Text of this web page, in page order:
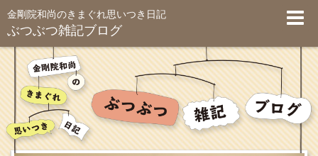
金剛院和尚のきまぐれ思いつき日記
ぶつぶつ雑記ブログ